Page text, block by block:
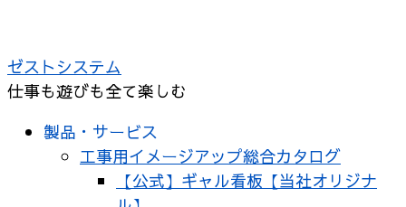
テ
ン
ゼストシステム
仕事も遊びも全て楽しむ
製品・サービス
工事用イメージアップ総合カタログ
【公式】ギャル看板【当社オリジナ